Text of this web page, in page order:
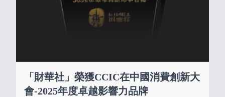
「財華社」榮獲CCIC在中國消費創新大
會-2025年度卓越影響力品牌